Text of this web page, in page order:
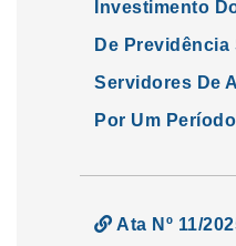
Investimento
De Previdência
Servidores De
Por Um
Ata Nº 11/